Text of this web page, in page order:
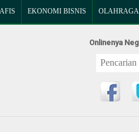
EKONOMI BISNIS OLAHRAGA
Onlinenya